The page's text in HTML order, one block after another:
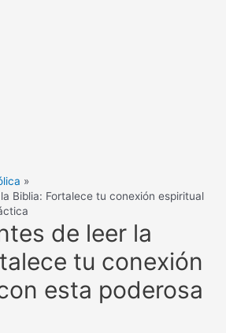
Biblia: Fortalece tu conexión espiritual
de leer la
tu conexión
esta poderosa